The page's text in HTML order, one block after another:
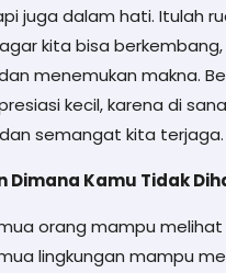
juga dalam hati. Itulah
kita bisa
menemukan makna.
kecil, karena di
semangat kita terjaga.
Dimana Kamu Tidak
orang mampu
lingkungan mampu